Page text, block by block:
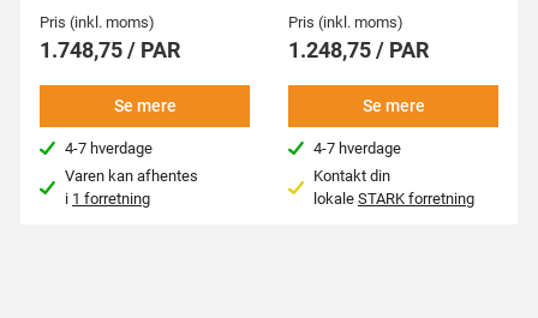
Pris (inkl. moms)
1.748,75 / PAR
Se mere
4-7 hverdage
Varen kan afhentes
i 1 forretning
Pris (inkl. moms)
1.248,75 / PAR
Se mere
4-7 hverdage
Kontakt din
lokale STARK forretning